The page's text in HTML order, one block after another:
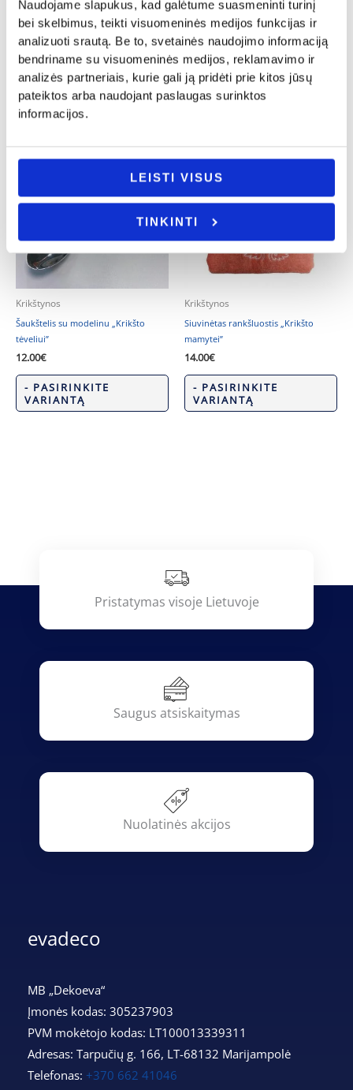
Naudojame slapukus, kad galėtume suasmeninti turinį
bei skelbimus, teikti visuomeninės medijos funkcijas ir
analizuoti srautą. Be to, svetainės naudojimo informaciją
bendriname su visuomeninės medijos, reklamavimo ir
analizės partneriais, kurie gali ją pridėti prie kitos jūsų
pateiktos arba naudojant paslaugas surinktos
informacijos.
LEISTI VISUS
TINKINTI
Kostiumėlis berniukui „Kristupas”
22.00€
- PASIRINKITE
VARIANTĄ
9.00
Į KREPŠELĮ
Krikštynos
Šaukštelis su modelinu „Krikšto
tėveliui”
12.00€
- PASIRINKITE
VARIANTĄ
Krikštynos
Siuvinėtas rankšluostis „Krikšto
mamytei”
14.00€
- PASIRINKITE
VARIANTĄ
Pristatymas visoje Lietuvoje
Saugus atsiskaitymas
Nuolatinės akcijos
evadeco
MB „Dekoeva“
Įmonės kodas: 305237903
PVM mokėtojo kodas: LT100013339311
Adresas: Tarpučių g. 166, LT-68132 Marijampolė
Telefonas: +370 662 41046